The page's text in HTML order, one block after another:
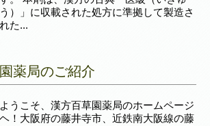
う）」に収載された処方に準拠して製造さ
れた...
薬局のご紹介
ようこそ、漢方百草園薬局のホームページ
ヘ！大阪府の藤井寺市、近鉄南大阪線の藤